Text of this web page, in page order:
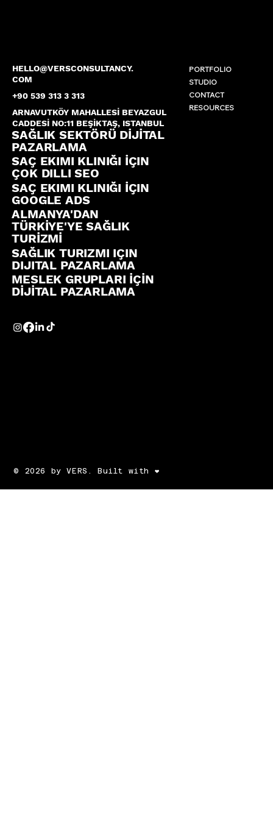
HELLO@VERSCONSULTANCY.
COM
+90 539 313 3 313
ARNAVUTKÖY MAHALLESİ BEYAZGUL
CADDESİ NO:11 BEŞİKTAŞ, ISTANBUL
SAĞLIK SEKTÖRÜ DİJİTAL
PAZARLAMA
SAÇ EKIMI KLINIĞI İÇIN
ÇOK DILLI SEO
SAÇ EKIMI KLINIĞI İÇIN
GOOGLE ADS
ALMANYA'DAN
TÜRKİYE'YE SAĞLIK
TURİZMİ
SAĞLIK TURIZMI IÇIN
DIJITAL PAZARLAMA
MESLEK GRUPLARI İÇİN
DİJİTAL PAZARLAMA
PORTFOLIO
STUDIO
CONTACT
RESOURCES
© 2026 by VERS. Built with ❤️